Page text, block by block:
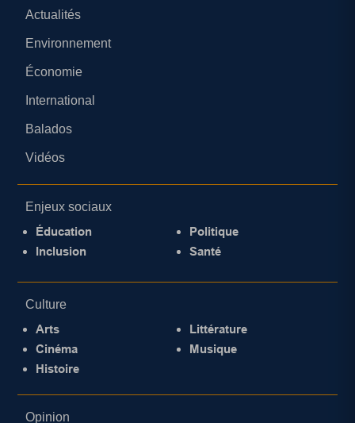
Actualités
Environnement
Économie
International
Balados
Vidéos
Enjeux sociaux
Éducation
Inclusion
Politique
Santé
Culture
Arts
Cinéma
Histoire
Littérature
Musique
Opinion